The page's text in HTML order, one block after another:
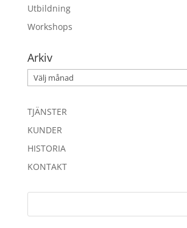
Utbildning
Workshops
Arkiv
Arkiv
TJÄNSTER
KUNDER
HISTORIA
KONTAKT